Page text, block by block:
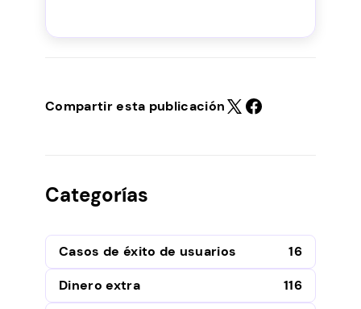
Compartir esta publicación
Categorías
Casos de éxito de usuarios
16
Dinero extra
116